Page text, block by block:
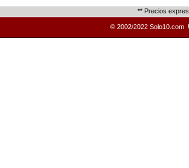
** Precios
© 2002/2022 Solo10.com